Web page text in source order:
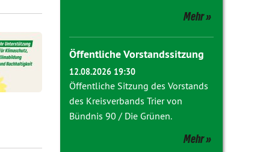
Mehr
Öffentliche Vorstandssitzung
12.08.2026 19:30
Öffentliche Sitzung des Vorstands
des Kreisverbands Trier von
Bündnis 90 / Die Grünen.
Mehr